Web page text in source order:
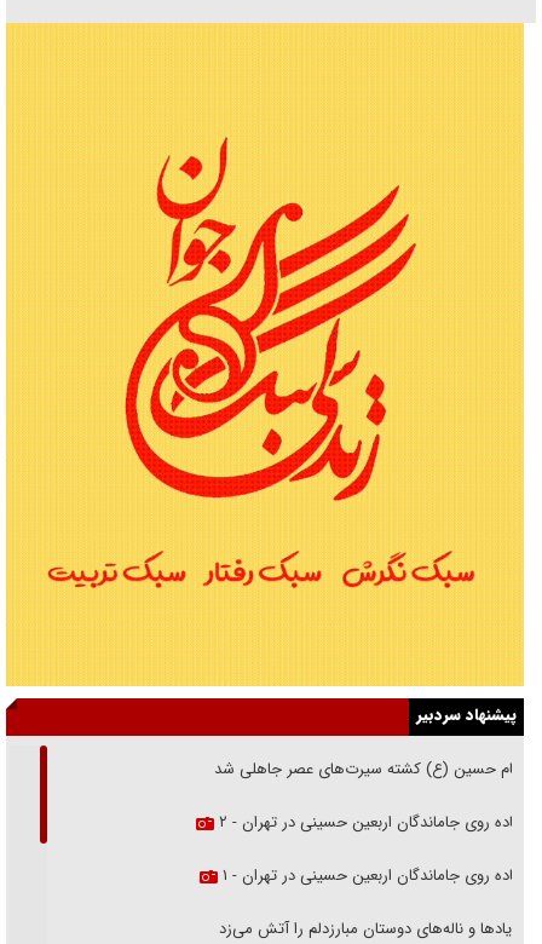
پیشنهاد سردبیر
امام حسین (ع) کشته سیرت‌های عصر جاهلی شد
پیاده روی جاماندگان اربعین حسینی در تهران - ۲
پیاده روی جاماندگان اربعین حسینی در تهران - ۱
فریاد‌ها و ناله‌های دوستان مبارزدلم را آتش می‌زد